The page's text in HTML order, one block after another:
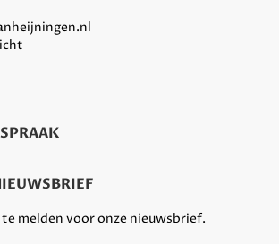
melden voor onze nieuwsbrief.